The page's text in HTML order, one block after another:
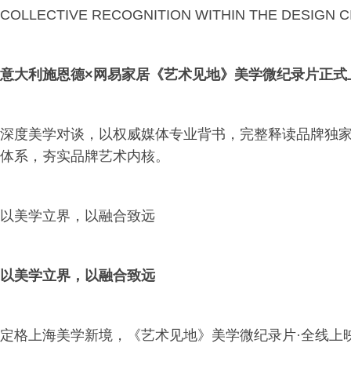
COLLECTIVE RECOGNITION WITHIN THE DESIGN
意大利施恩德×网易家居《艺术见地》美学微纪录片正式
深度美学对谈，以权威媒体专业背书，完整释读品牌独
体系，夯实品牌艺术内核。
以美学立界，以融合致远
以美学立界，以融合致远
定格上海美学新境，《艺术见地》美学微纪录片·全线上